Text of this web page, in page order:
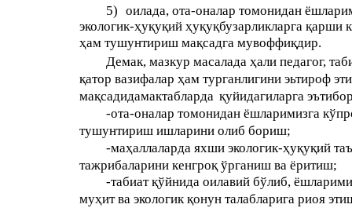
5) оилада, ота-оналар томонидан
экологик-ҳуқуқий ҳуқуқбузарликларга
ҳам тушунтириш мақсадга мувоффиқдир.
Демак, мазкур масалада ҳали педагог,
қатор вазифалар ҳам турганлигини эьтироф
мақсадидамактабларда қуйидагиларга
-ота-оналар томонидан ёшларимизга
тушунтириш ишларини олиб бориш;
-маҳаллаларда яхши экологик-ҳуқуқий
тажрибаларини кенгроқ ўрганиш ва ёритиш;
-табиат қўйнида оилавий бўлиб,
муҳит ва экологик қонун талабларига риоя